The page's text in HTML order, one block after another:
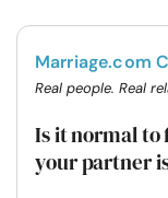
Marriage.com
Real people. Real
Is it normal to
your partner